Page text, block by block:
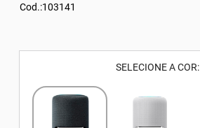
Cod.:103141
SELECIONE A COR: